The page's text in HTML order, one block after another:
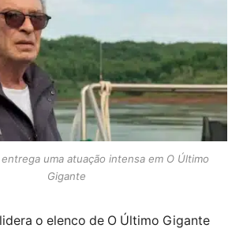
uma atuação intensa em O Último
Gigante
o elenco de O Último Gigante